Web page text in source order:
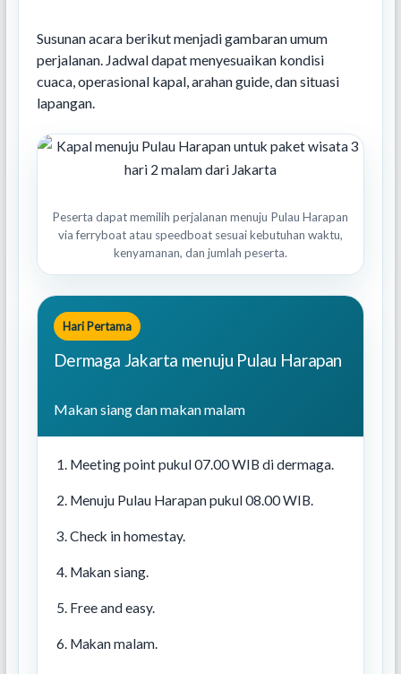
Susunan acara berikut menjadi gambaran umum
perjalanan. Jadwal dapat menyesuaikan kondisi
cuaca, operasional kapal, arahan guide, dan situasi
lapangan.
Peserta dapat memilih perjalanan menuju Pulau Harapan
via ferryboat atau speedboat sesuai kebutuhan waktu,
kenyamanan, dan jumlah peserta.
Hari Pertama
Dermaga Jakarta menuju Pulau Harapan
Makan siang dan makan malam
Meeting point pukul 07.00 WIB di dermaga.
Menuju Pulau Harapan pukul 08.00 WIB.
Check in homestay.
Makan siang.
Free and easy.
Makan malam.